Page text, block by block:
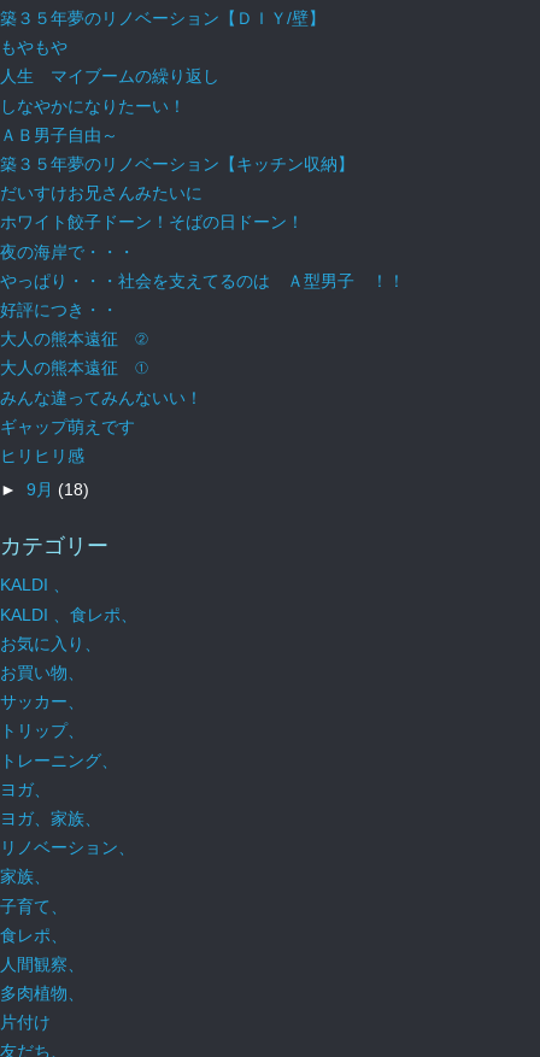
築３５年夢のリノベーション【ＤＩＹ/壁】
もやもや
人生 マイブームの繰り返し
しなやかになりたーい！
ＡＢ男子自由～
築３５年夢のリノベーション【キッチン収納】
だいすけお兄さんみたいに
ホワイト餃子ドーン！そばの日ドーン！
夜の海岸で・・・
やっぱり・・・社会を支えてるのは Ａ型男子 ！！
好評につき・・
大人の熊本遠征 ②
大人の熊本遠征 ①
みんな違ってみんないい！
ギャップ萌えです
ヒリヒリ感
► 9月 (18)
カテゴリー
KALDI 、
KALDI 、食レポ、
お気に入り、
お買い物、
サッカー、
トリップ、
トレーニング、
ヨガ、
ヨガ、家族、
リノベーション、
家族、
子育て、
食レポ、
人間観察、
多肉植物、
片付け
友だち、